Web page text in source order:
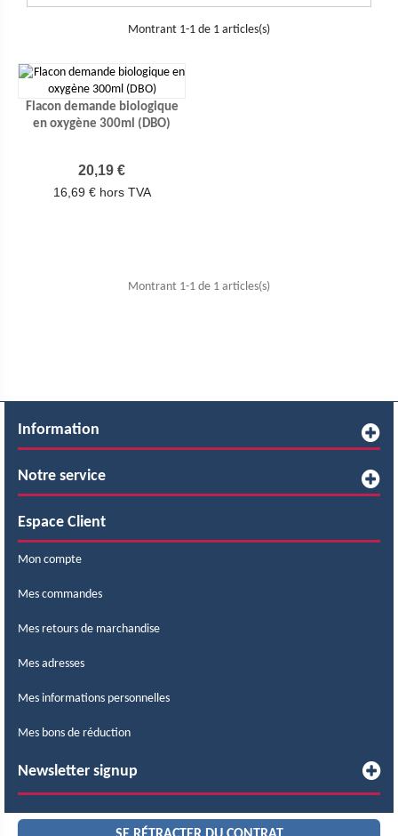
Montrant 1-1 de 1 articles(s)
Flacon demande biologique
en oxygène 300ml (DBO)
Prix
20,19 €
16,69 € hors TVA
Montrant 1-1 de 1 articles(s)
Information
Notre service
Espace Client
Mon compte
Mes commandes
Mes retours de marchandise
Mes adresses
Mes informations personnelles
Mes bons de réduction
Newsletter signup